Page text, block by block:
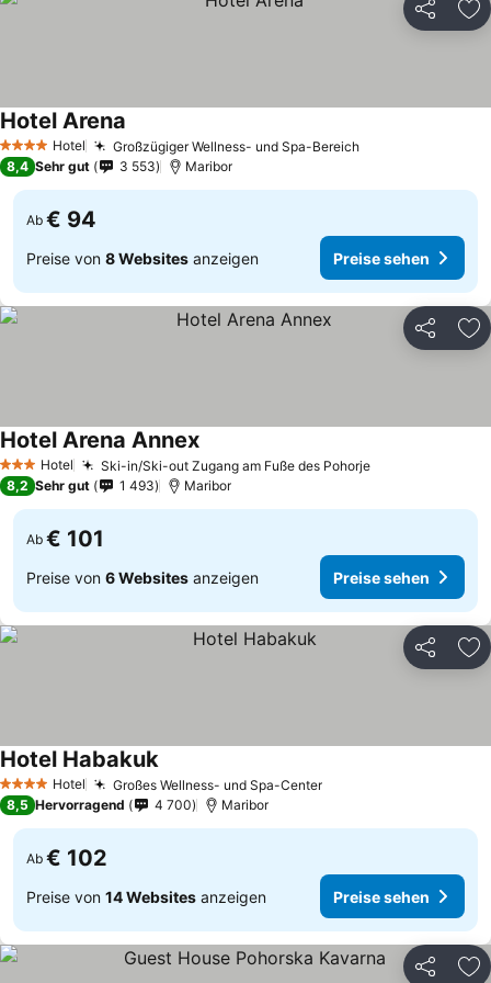
Teilen
4 Sterne Hotel Großzügiger Wellness- und Spa-Bereich
Hotel Arena
8,4 Sehr gut 3 553 Maribor
Ab € 94
Preise von 8 Websites anzeigen Preise sehen
Teilen
3 SterneHotel Ski-in/Ski-out Zugang am Fuße des Pohorje
Hotel Arena Annex
8,2 Sehr gut 1 493 Maribor
Ab € 101
Preise von 6 Websites anzeigen Preise sehen
Teilen
4 Sterne Hotel Großes Wellness- und Spa-Center
Hotel Habakuk
8,5 Hervorragend 4 700 Maribor
Ab € 102
Preise von 14 Websites anzeigen Preise sehen
Teilen